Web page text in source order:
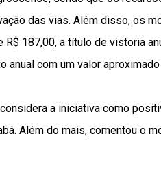
das vias. Além disso, os
R$ 187,00, a título de vistoria
anual com um valor
a iniciativa como
Além do mais, comentou o